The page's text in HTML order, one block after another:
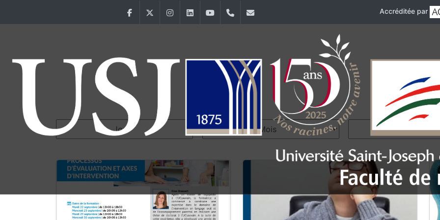
FacebookTwitter InstagramLinkedInYouTube+961 (1) 421 235 Accréditée par